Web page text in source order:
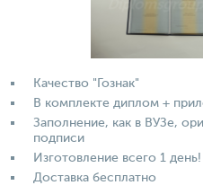
Качество "Гознак"
В комплекте диплом +
Заполнение, как в ВУЗе,
подписи
Изготовление всего 1 день!
Доставка бесплатно